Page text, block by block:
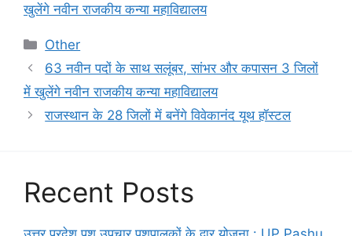
खुलेंगे नवीन राजकीय कन्या महाविद्यालय
Categories
Other
63 नवीन पदों के साथ सलूंबर, सांभर और कपासन 3 जिलों
में खुलेंगे नवीन राजकीय कन्या महाविद्यालय
राजस्थान के 28 जिलों में बनेंगे विवेकानंद यूथ हॉस्टल
Recent Posts